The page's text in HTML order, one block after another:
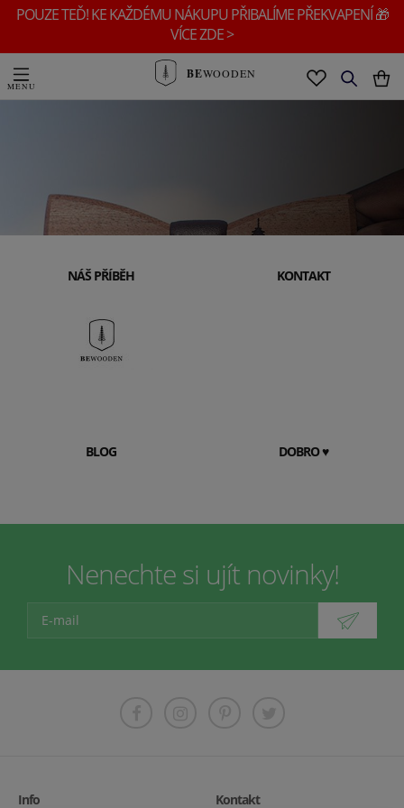
POUZE TEĎ! KE KAŽDÉMU NÁKUPU PŘIBALÍME PŘEKVAPENÍ 🎁
VÍCE ZDE >
BEWOODEN
NÁŠ PŘÍBĚH KONTAKT
BLOG DOBRO ♥
Nenechte si ujít novinky!
Info Kontakt